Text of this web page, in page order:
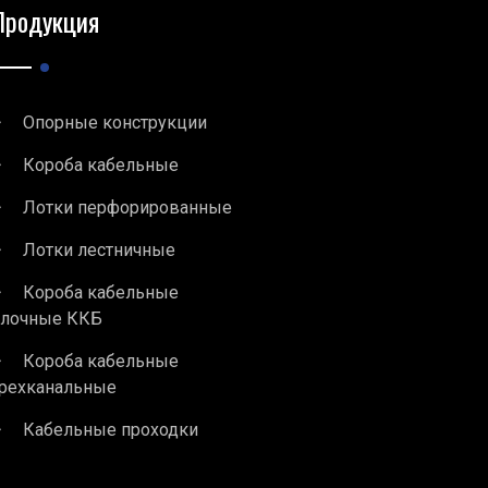
Опорные конструкции
Короба кабельные
Лотки перфорированные
Лотки лестничные
Короба кабельные
ККБ
Короба кабельные
Кабельные проходки